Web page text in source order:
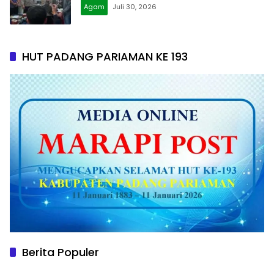
Agam Juli 30, 2026
HUT PADANG PARIAMAN KE 193
Berita Populer